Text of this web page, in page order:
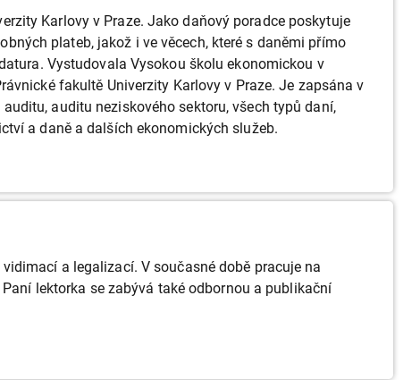
Karlovy v Praze. Jako daňový poradce poskytuje
plateb, jakož i ve věcech, které s daněmi přímo
Vystudovala Vysokou školu ekonomickou v
fakultě Univerzity Karlovy v Praze. Je zapsána v
auditu neziskového sektoru, všech typů daní,
a daně a dalších ekonomických služeb.
a legalizací. V současné době pracuje na
lektorka se zabývá také odbornou a publikační